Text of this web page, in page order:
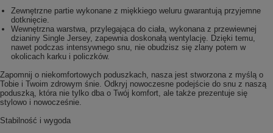
Zewnętrzne partie wykonane z miękkiego weluru gwarantują przyjemne
dotknięcie.
Wewnętrzna warstwa, przylegająca do ciała, wykonana z przewiewnej
dzianiny Single Jersey, zapewnia doskonałą wentylację. Dzięki temu,
nawet podczas intensywnego snu, nie obudzisz się zlany potem w
okolicach karku i policzków.
Zapomnij o niekomfortowych poduszkach, nasza jest stworzona z myślą o
Tobie i Twoim zdrowym śnie. Odkryj nowoczesne podejście do snu z naszą
poduszką, która nie tylko dba o Twój komfort, ale także prezentuje się
stylowo i nowocześnie.
Stabilność i wygoda